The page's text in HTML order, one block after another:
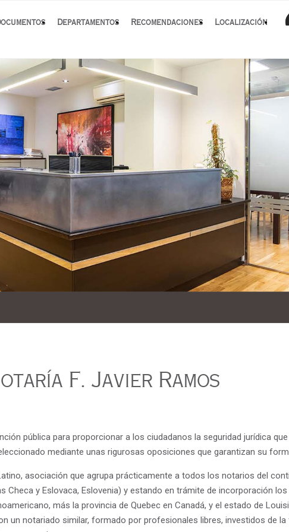
Departamentos Recomendaciones Localización
F. Javier Ramos
pública para proporcionar a los ciudadanos la seguridad jurídica
mediante unas rigurosas oposiciones que garantizan su
asociación que agrupa prácticamente a todos los notarios del
Checa y Eslovaca, Eslovenia) y estando en trámite de incorporación
más la provincia de Quebec en Canadá, y el estado de
un notariado similar, formado por profesionales libres, investidos de